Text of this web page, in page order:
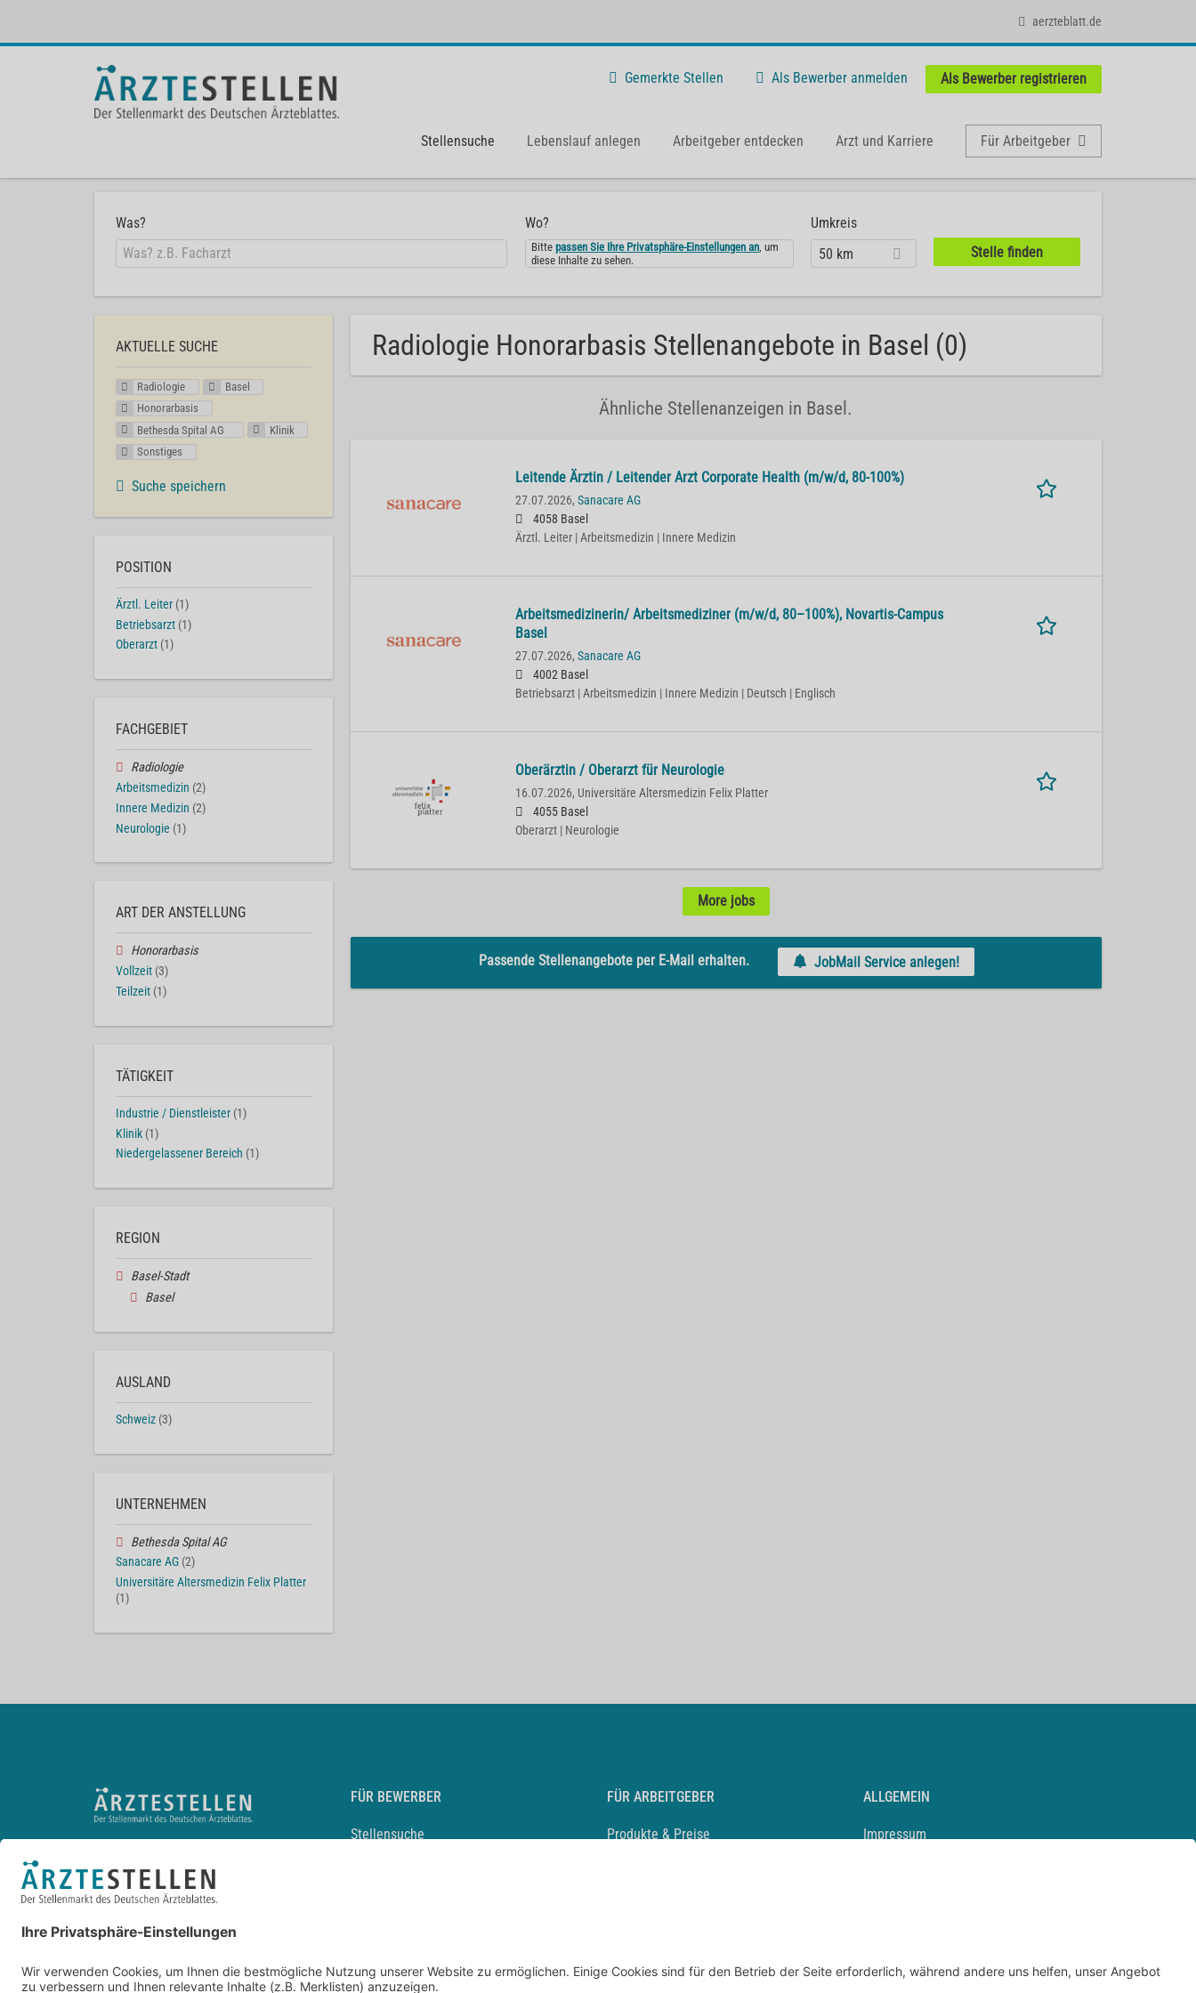
aerzteblatt.de
Gemerkte Stellen Als Bewerber anmelden Als Bewerber registrieren
Stellensuche Lebenslauf anlegen Arbeitgeber entdecken Arzt und Karriere Für Arbeitgeber
Was? Wo?
Bittepassen Sie Ihre Privatsphäre-Einstellungen an, um
diese Inhalte zu sehen.
Umkreis
50 km
Radiologie Honorarbasis Stellenangebote in Basel (0)
Ähnliche Stellenanzeigen in Basel.
Lei­ten­de Ärz­tin / Lei­ten­der Arzt Cor­po­ra­te He­alth (m/w/d, 80-100%)
27.07.2026, Sanacare AG
4058 Basel
Ärztl. Leiter | Arbeitsmedizin | Innere Medizin
Ar­beits­me­di­zi­ne­rin/ Ar­beits­me­di­zi­ner (m/w/d, 80–100%), No­var­tis-Cam­pus
Basel
27.07.2026, Sanacare AG
4002 Basel
Betriebsarzt | Arbeitsmedizin | Innere Medizin | Deutsch | Englisch
Oberärztin / Oberarzt für Neurologie
16.07.2026, Universitäre Altersmedizin Felix Platter
4055 Basel
Oberarzt | Neurologie
More jobs
Passende Stellenangebote per E-Mail erhalten. JobMail Service anlegen!
AKTUELLE SUCHE
Radiologie
Basel
Honorarbasis
Bethesda Spital AG
Klinik
Sonstiges
Suche speichern
POSITION
Ärztl. Leiter (1)
Betriebsarzt (1)
Oberarzt (1)
FACHGEBIET
Radiologie
Arbeitsmedizin (2)
Innere Medizin (2)
Neurologie (1)
ART DER ANSTELLUNG
Honorarbasis
Vollzeit (3)
Teilzeit (1)
TÄTIGKEIT
Industrie / Dienstleister (1)
Klinik (1)
Niedergelassener Bereich (1)
REGION
Basel-Stadt
Basel
AUSLAND
Schweiz (3)
UNTERNEHMEN
Bethesda Spital AG
Sanacare AG (2)
Universitäre Altersmedizin Felix Platter
(1)
FÜR BEWERBER
Stellensuche
Durchsuchen Sie den Stellenkatalog
FÜR ARBEITGEBER
Produkte & Preise
ALLGEMEIN
Impressum